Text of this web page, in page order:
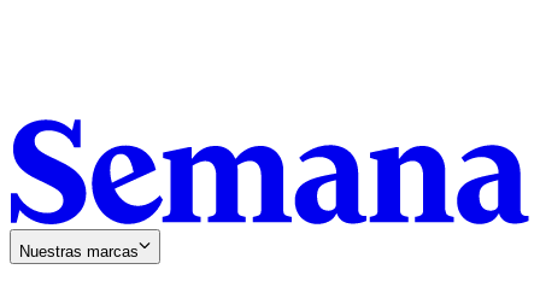
Nuestras marcas